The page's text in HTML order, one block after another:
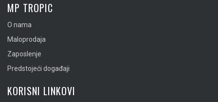
MP TROPIC
O nama
Maloprodaja
Zaposlenje
Predstojeći događaji
KORISNI LINKOVI